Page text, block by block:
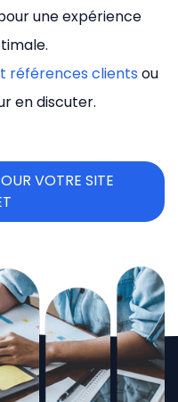
une expérience
références clients ou
en discuter.
VOTRE SITE